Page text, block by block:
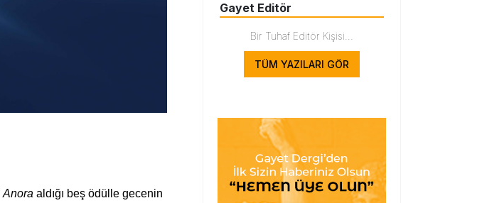
Anora aldığı beş ödülle gecenin
Gayet Editör
Bir Tuhaf Editör Kişisi...
TÜM YAZILARI GÖR